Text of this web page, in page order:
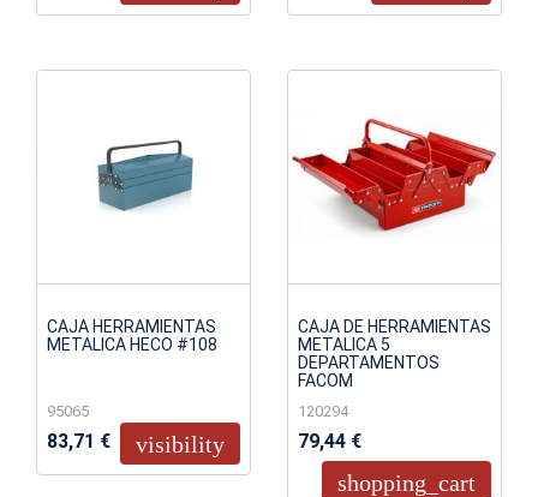
CAJA HERRAMIENTAS
METALICA HECO #108
95065
83,71 € visibility
CAJA DE HERRAMIENTAS
METALICA 5
DEPARTAMENTOS
FACOM
120294
79,44 €
shopping_cart